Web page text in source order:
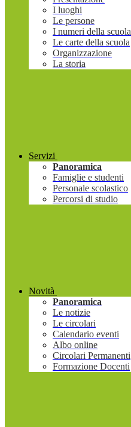
I luoghi
Le persone
I numeri della scuola
Le carte della scuola
Organizzazione
La storia
Servizi
Panoramica
Famiglie e studenti
Personale scolastico
Percorsi di studio
Novità
Panoramica
Le notizie
Le circolari
Calendario eventi
Albo online
Circolari Permanenti
Formazione Docenti